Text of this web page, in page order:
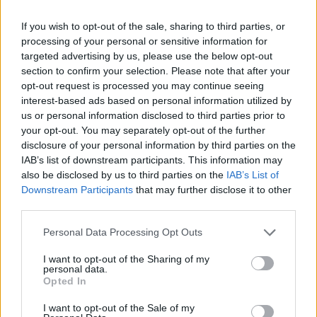
If you wish to opt-out of the sale, sharing to third parties, or
processing of your personal or sensitive information for
targeted advertising by us, please use the below opt-out
section to confirm your selection. Please note that after your
opt-out request is processed you may continue seeing
interest-based ads based on personal information utilized by
us or personal information disclosed to third parties prior to
your opt-out. You may separately opt-out of the further
disclosure of your personal information by third parties on the
IAB’s list of downstream participants. This information may
also be disclosed by us to third parties on the IAB’s List of
Downstream Participants that may further disclose it to other
Personal Data Processing Opt Outs
I want to opt-out of the Sharing of my
personal data.
Opted In
I want to opt-out of the Sale of my
Vrasja e 20-vjeçarit në
Korçë, zbardhen detajet e
konfliktit dhe gjendet një
thikë pranë viktimës
Rama: 1.100 gjoba për
shpejtësi brenda një jave,
kamerat e trafikut pritet të
nisin së shpejti
monitorimin
Zbulohet identiteti i 20-
u qëllua me kallashnikov
brenda një pallati
Zjarr në Gjirokastër/
shkrumbohen 3 hektarë
Progonatit